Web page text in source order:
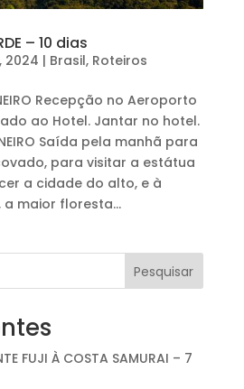
– 10 dias
2024 | Brasil, Roteiros
Recepção no Aeroporto
ao Hotel. Jantar no hotel.
Saída pela manhã para
para visitar a estátua
a cidade do alto, e à
a maior floresta...
Pesquisar
FUJI À COSTA SAMURAI – 7